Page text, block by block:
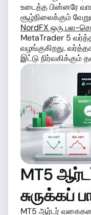
உடைத்த பின்னரே
சூழ்நிலைக்கும்
NordFX ஒரு பல-
MetaTrader 5
வழங்குகிறது.
இட்டு நிர்வகிக்கும்
MT5
சுருக்கப்
MT5 ஆர்டர்